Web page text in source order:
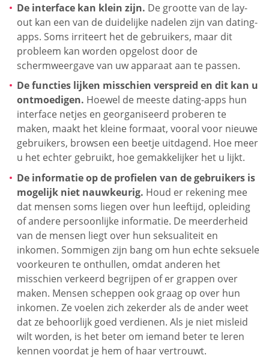
De interface kan klein zijn. De grootte van de lay-
out kan een van de duidelijke nadelen zijn van dating-
apps. Soms irriteert het de gebruikers, maar dit
probleem kan worden opgelost door de
schermweergave van uw apparaat aan te passen.
De functies lijken misschien verspreid en dit kan u
ontmoedigen. Hoewel de meeste dating-apps hun
interface netjes en georganiseerd proberen te
maken, maakt het kleine formaat, vooral voor nieuwe
gebruikers, browsen een beetje uitdagend. Hoe meer
u het echter gebruikt, hoe gemakkelijker het u lijkt.
De informatie op de profielen van de gebruikers is
mogelijk niet nauwkeurig. Houd er rekening mee
dat mensen soms liegen over hun leeftijd, opleiding
of andere persoonlijke informatie. De meerderheid
van de mensen liegt over hun seksualiteit en
inkomen. Sommigen zijn bang om hun echte seksuele
voorkeuren te onthullen, omdat anderen het
misschien verkeerd begrijpen of er grappen over
maken. Mensen scheppen ook graag op over hun
inkomen. Ze voelen zich zekerder als de ander weet
dat ze behoorlijk goed verdienen. Als je niet misleid
wilt worden, is het beter om iemand beter te leren
kennen voordat je hem of haar vertrouwt.